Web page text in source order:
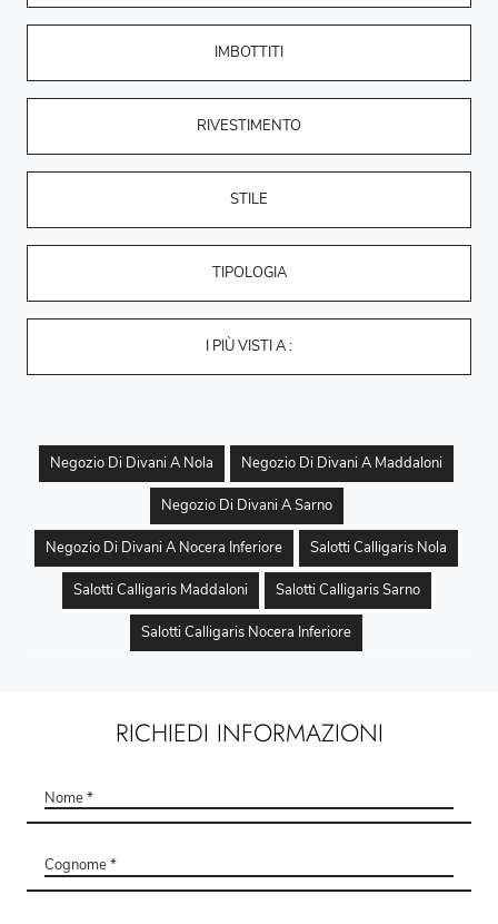
IMBOTTITI
RIVESTIMENTO
STILE
TIPOLOGIA
I PIÙ VISTI A :
Negozio Di Divani A Nola Negozio Di Divani A Maddaloni
Negozio Di Divani A Sarno
Negozio Di Divani A Nocera Inferiore Salotti Calligaris Nola
Salotti Calligaris Maddaloni Salotti Calligaris Sarno
Salotti Calligaris Nocera Inferiore
RICHIEDI INFORMAZIONI